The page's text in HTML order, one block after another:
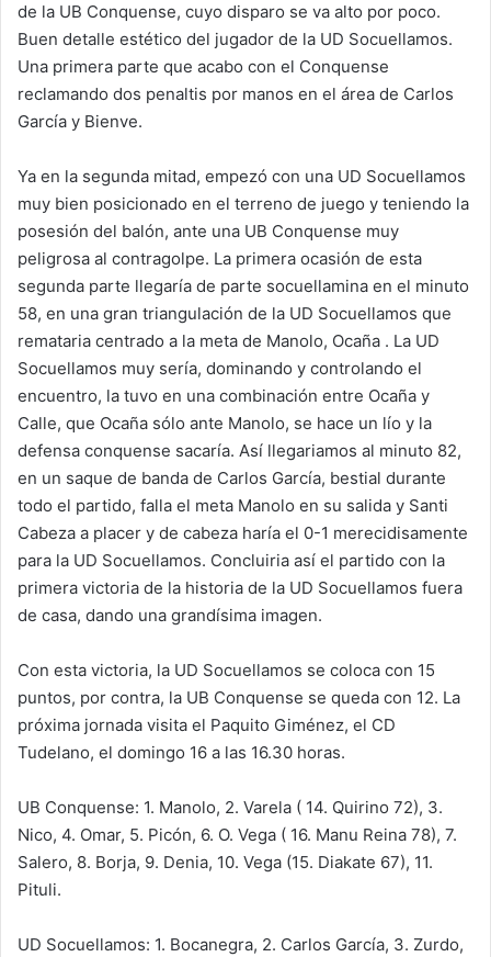
de la UB Conquense, cuyo disparo se va alto por poco.
Buen detalle estético del jugador de la UD Socuellamos.
Una primera parte que acabo con el Conquense
reclamando dos penaltis por manos en el área de Carlos
García y Bienve.
Ya en la segunda mitad, empezó con una UD Socuellamos
muy bien posicionado en el terreno de juego y teniendo la
posesión del balón, ante una UB Conquense muy
peligrosa al contragolpe. La primera ocasión de esta
segunda parte llegaría de parte socuellamina en el minuto
58, en una gran triangulación de la UD Socuellamos que
remataria centrado a la meta de Manolo, Ocaña . La UD
Socuellamos muy sería, dominando y controlando el
encuentro, la tuvo en una combinación entre Ocaña y
Calle, que Ocaña sólo ante Manolo, se hace un lío y la
defensa conquense sacaría. Así llegariamos al minuto 82,
en un saque de banda de Carlos García, bestial durante
todo el partido, falla el meta Manolo en su salida y Santi
Cabeza a placer y de cabeza haría el 0-1 merecidisamente
para la UD Socuellamos. Concluiria así el partido con la
primera victoria de la historia de la UD Socuellamos fuera
de casa, dando una grandísima imagen.
Con esta victoria, la UD Socuellamos se coloca con 15
puntos, por contra, la UB Conquense se queda con 12. La
próxima jornada visita el Paquito Giménez, el CD
Tudelano, el domingo 16 a las 16.30 horas.
UB Conquense: 1. Manolo, 2. Varela ( 14. Quirino 72), 3.
Nico, 4. Omar, 5. Picón, 6. O. Vega ( 16. Manu Reina 78), 7.
Salero, 8. Borja, 9. Denia, 10. Vega (15. Diakate 67), 11.
Pituli.
UD Socuellamos: 1. Bocanegra, 2. Carlos García, 3. Zurdo,